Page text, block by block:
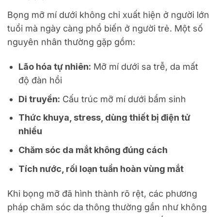
Bọng mỡ mí dưới không chỉ xuất hiện ở người lớn
tuổi mà ngày càng phổ biến ở người trẻ. Một số
nguyên nhân thường gặp gồm:
Lão hóa tự nhiên: Mỡ mí dưới sa trễ, da mất
độ đàn hồi
Di truyền: Cấu trúc mỡ mí dưới bẩm sinh
Thức khuya, stress, dùng thiết bị điện tử
nhiều
Chăm sóc da mắt không đúng cách
Tích nước, rối loạn tuần hoàn vùng mắt
Khi bọng mỡ đã hình thành rõ rệt, các phương
pháp chăm sóc da thông thường gần như không